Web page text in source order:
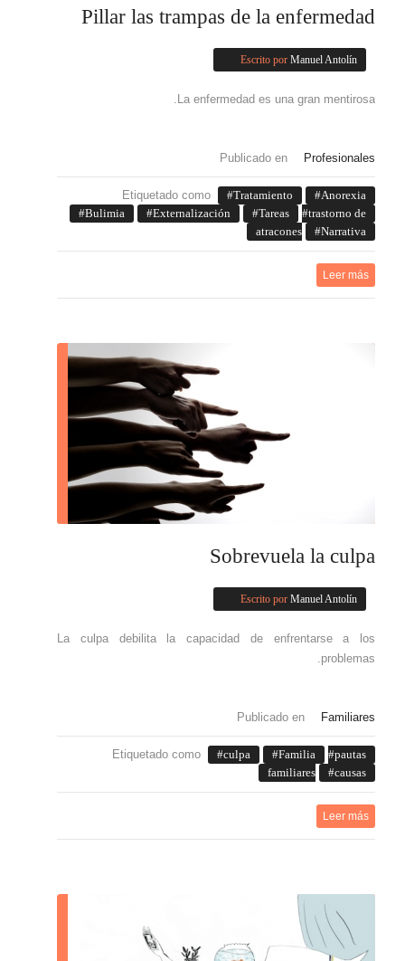
Pillar las trampas de la enfermedad
Escrito por Manuel Antolín
La enfermedad es una gran mentirosa.
Publicado en Profesionales
Etiquetado como Tratamiento
Anorexia
Bulimia
Externalización Tareas
trastorno de
atracones
Narrativa
Leer más
Sobrevuela la culpa
Escrito por Manuel Antolín
La culpa debilita la capacidad de enfrentarse a los
problemas.
Publicado en Familiares
Etiquetado como culpa Familia
pautas
familiares
causas
Leer más